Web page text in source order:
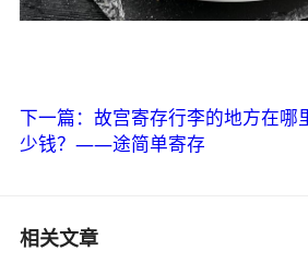
下一篇：故宫寄存行李的地方在哪
少钱？——途简单寄存
相关文章